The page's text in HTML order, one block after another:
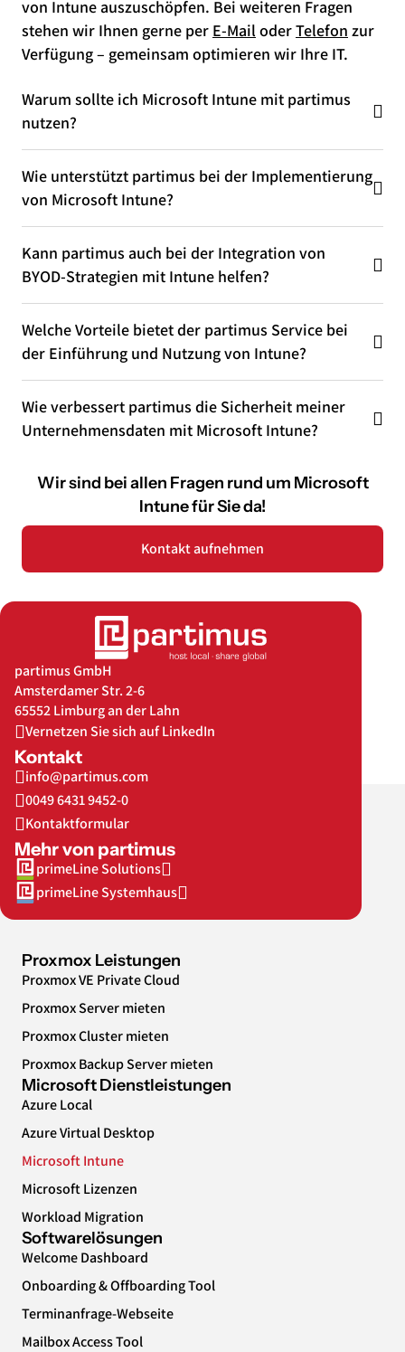
von Intune auszuschöpfen. Bei weiteren Fragen
stehen wir Ihnen gerne per E-Mail oderTelefon zur
Verfügung – gemeinsam optimieren wir Ihre IT.
Warum sollte ich Microsoft Intune mit partimus
nutzen?
Wie unterstützt partimus bei der Implementierung
von Microsoft Intune?
Kann partimus auch bei der Integration von
BYOD-Strategien mit Intune helfen?
Welche Vorteile bietet der partimus Service bei
der Einführung und Nutzung von Intune?
Wie verbessert partimus die Sicherheit meiner
Unternehmensdaten mit Microsoft Intune?
Wir sind bei allen Fragen rund um Microsoft
Intune für Sie da!
Kontakt aufnehmen
partimus GmbH
Amsterdamer Str. 2-6
65552 Limburg an der Lahn
Vernetzen Sie sich auf LinkedIn
Kontakt
info@partimus.com
0049 6431 9452-0
Kontaktformular
Mehr von partimus
primeLine Solutions
primeLine Systemhaus
Proxmox Leistungen
Proxmox VE Private Cloud
Proxmox Server mieten
Proxmox Cluster mieten
Proxmox Backup Server mieten
Microsoft Dienstleistungen
Azure Local
Azure Virtual Desktop
Microsoft Intune
Microsoft Lizenzen
Workload Migration
Softwarelösungen
Welcome Dashboard
Onboarding & Offboarding Tool
Terminanfrage-Webseite
Mailbox Access Tool